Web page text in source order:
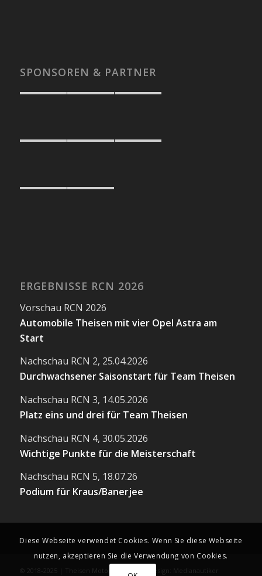
SPONSOREN & PARTNER
ERGEBNISSE RCN 2026
Vorschau RCN 2026
Automobile Theisen mit vier Opel Astra am
Start
Nachschau RCN 2, 25.04.2026
Durchwachsener Saisonstart für Team Theisen
Nachschau RCN 3, 14.05.2026
Platz eins und drei für Team Theisen
Nachschau RCN 4, 30.05.2026
Wichtige Punkte für die Meisterschaft
Nachschau RCN 5, 18.07.26
Podium für Kraus/Banerjee
© 2018-2025 | Theisen Motorsport | Webdesign: Medianautiker
Diese Webseite verwendet Cookies. Wenn Sie diese Webseite
nutzen, akzeptieren Sie die Verwendung von Cookies.